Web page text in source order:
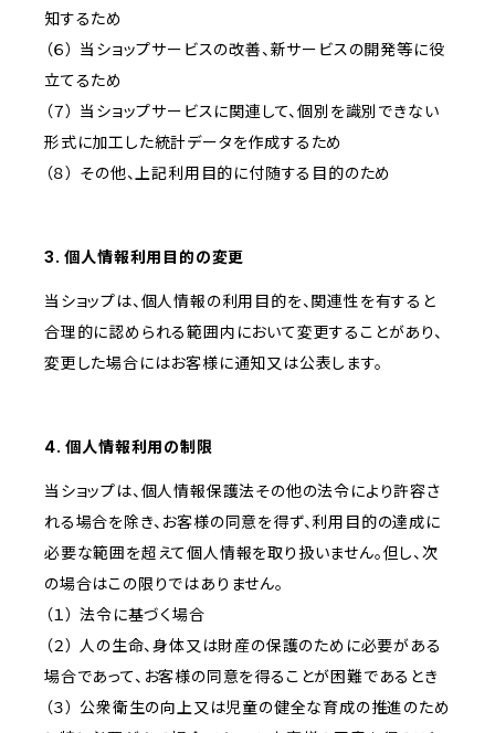
知するため
（６） 当ショップサービスの改善、新サービスの開発等に役
立てるため
（７） 当ショップサービスに関連して、個別を識別できない
形式に加工した統計データを作成するため
（８） その他、上記利用目的に付随する目的のため
3. 個人情報利用目的の変更
当ショップは、個人情報の利用目的を、関連性を有すると
合理的に認められる範囲内において変更することがあり、
変更した場合にはお客様に通知又は公表します。
4. 個人情報利用の制限
当ショップは、個人情報保護法その他の法令により許容さ
れる場合を除き、お客様の同意を得ず、利用目的の達成に
必要な範囲を超えて個人情報を取り扱いません。但し、次
の場合はこの限りではありません。
（１） 法令に基づく場合
（２） 人の生命、身体又は財産の保護のために必要がある
場合であって、お客様の同意を得ることが困難であるとき
（３） 公衆衛生の向上又は児童の健全な育成の推進のため